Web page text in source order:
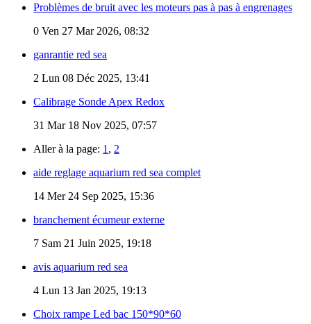
Problèmes de bruit avec les moteurs pas à pas à engrenages
0 Ven 27 Mar 2026, 08:32
ganrantie red sea
2 Lun 08 Déc 2025, 13:41
Calibrage Sonde Apex Redox
31 Mar 18 Nov 2025, 07:57
Aller à la page: 1 , 2
aide reglage aquarium red sea complet
14 Mer 24 Sep 2025, 15:36
branchement écumeur externe
7 Sam 21 Juin 2025, 19:18
avis aquarium red sea
4 Lun 13 Jan 2025, 19:13
Choix rampe Led bac 150*90*60